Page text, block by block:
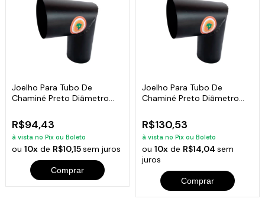
Joelho Para Tubo De
Chaminé Preto Diâmetro
R$94,43
à vista no Pix ou Boleto
ou10x de R$10,15sem juros
Comprar
Joelho Para Tubo De
Chaminé Preto Diâmetro
R$130,53
à vista no Pix ou Boleto
ou 10xde R$14,04 sem
juros
Comprar